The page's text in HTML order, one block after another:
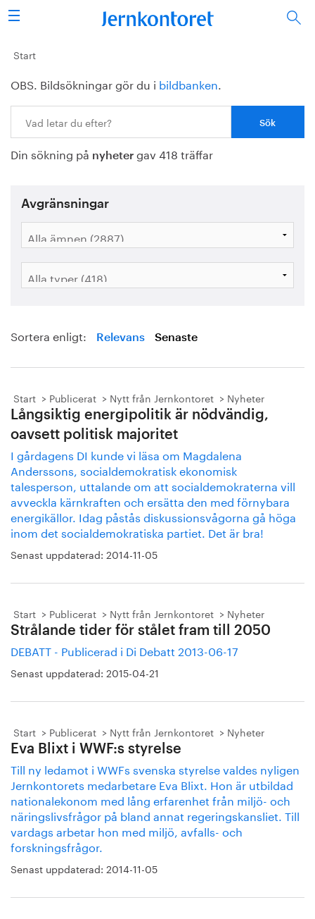
Sök
Stålindustrin
Vision 2050
Forskning/utbildning
Energi/miljö
Vi tycker
Bildbank
Start
OBS. Bildsökningar gör du i bildbanken.
Din sökning på nyheter gav 418 träffar
Avgränsningar
Sortera enligt: Relevans Senaste
Start Publicerat Nytt från Jernkontoret Nyheter
Långsiktig energipolitik är nödvändig,
oavsett politisk majoritet
I gårdagens DI kunde vi läsa om Magdalena
Anderssons, socialdemokratisk ekonomisk
talesperson, uttalande om att socialdemokraterna vill
avveckla kärnkraften och ersätta den med förnybara
energikällor. Idag påstås diskussionsvågorna gå höga
inom det socialdemokratiska partiet. Det är bra!
Senast uppdaterad: 2014-11-05
Start Publicerat Nytt från Jernkontoret Nyheter
Strålande tider för stålet fram till 2050
DEBATT - Publicerad i Di Debatt 2013-06-17
Senast uppdaterad: 2015-04-21
Start Publicerat Nytt från Jernkontoret Nyheter
Eva Blixt i WWF:s styrelse
Till ny ledamot i WWFs svenska styrelse valdes nyligen
Jernkontorets medarbetare Eva Blixt. Hon är utbildad
nationalekonom med lång erfarenhet från miljö- och
näringslivsfrågor på bland annat regeringskansliet. Till
vardags arbetar hon med miljö, avfalls- och
forskningsfrågor.
Senast uppdaterad: 2014-11-05